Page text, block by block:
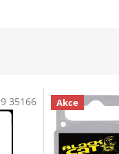
35166 Akce